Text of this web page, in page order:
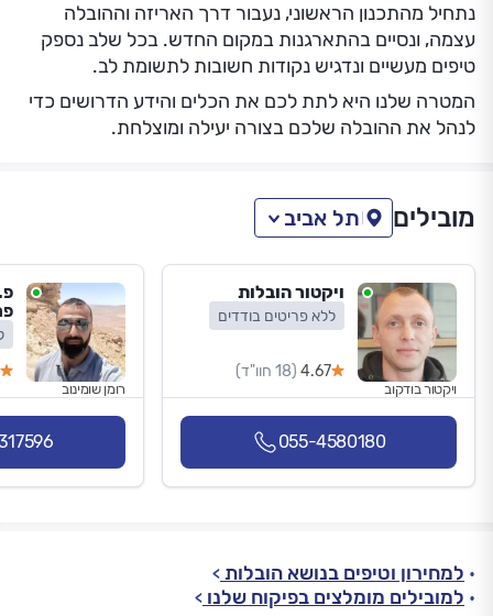
נתחיל מהתכנון הראשוני, נעבור דרך האריזה וההובלה
עצמה, ונסיים בהתארגנות במקום החדש. בכל שלב נספק
טיפים מעשיים ונדגיש נקודות חשובות לתשומת לב.
המטרה שלנו היא לתת לכם את הכלים והידע הדרושים כדי
לנהל את ההובלה שלכם בצורה יעילה ומוצלחת.
מובילים תל אביב
ויקטור הובלות
ללא פריטים בודדים
4.67 (18 חוו"ד)
ויקטור בודקוב
055-4580180
רומן שומינוב
למחירון וטיפים בנושא הובלות
למובילים מומלצים בפיקוח שלנו